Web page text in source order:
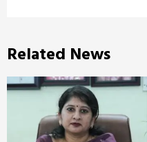
Related News